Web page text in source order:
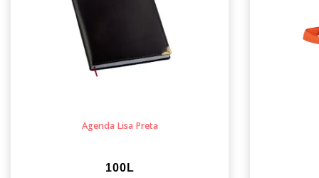
Agenda Lisa Preta
100L